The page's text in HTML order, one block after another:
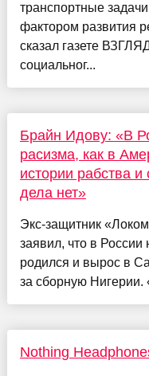
транспортные
фактором развития
сказал газете
социальног...
Брайн Идову: «В
расизма, как в
истории рабства и
дела нет»
Экс-защитник
заявил, что в России
родился и вырос в
за сборную
Nothing